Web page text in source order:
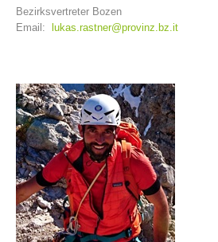
Bezirksvertreter Bozen
Email:
lukas.rastner@provinz.bz.it